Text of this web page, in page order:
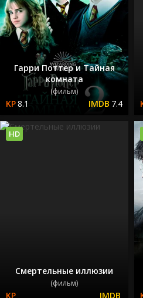
Гарри Поттер и Тайная
комната
(фильм)
8.1 7.4
Смертельные иллюзии
(фильм)
HD